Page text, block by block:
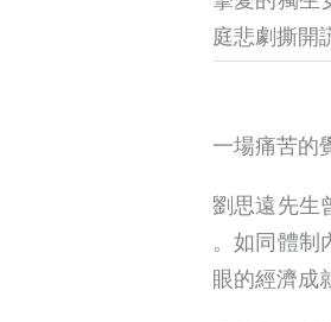
庭悲劇撕開
一場痛苦的
劉思遠先生
。如同體制
眼的經濟成